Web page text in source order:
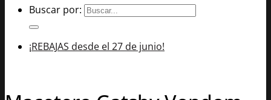
Buscar por:
¡REBAJAS desde el 27 de junio!